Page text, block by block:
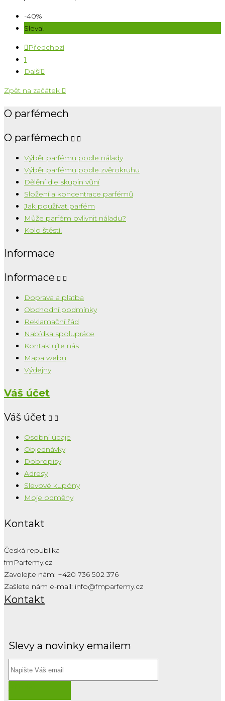
-40%
Sleva!
Předchozí
1
Další
Zpět na začátek 
O parfémech
O parfémech  
Výběr parfému podle nálady
Výběr parfému podle zvěrokruhu
Dělění dle skupin vůní
Složení a koncentrace parfémů
Jak používat parfém
Může parfém ovlivnit náladu?
Kolo štěstí!
Informace
Informace  
Doprava a platba
Obchodní podmínky
Reklamační řád
Nabídka spolupráce
Kontaktujte nás
Mapa webu
Výdejny
Váš účet
Váš účet  
Osobní údaje
Objednávky
Dobropisy
Adresy
Slevové kupóny
Moje odměny
Kontakt
Česká republika
fmParfemy.cz
Zavolejte nám: +420 736 502 376
Zašlete nám e-mail: info@fmparfemy.cz
Kontakt
Slevy a novinky emailem